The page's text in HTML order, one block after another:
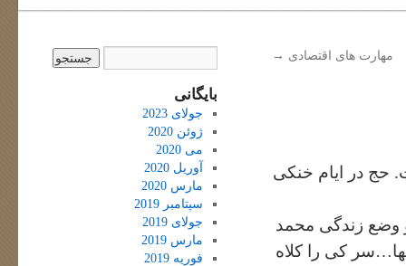
مهارت های اقتصادی →
حج در ایام خنکی
وضع زندگی محمد
کی را کلاه
بایگانی
جولای 2023
ژوئن 2020
می 2020
آوریل 2020
مارس 2020
سپتامبر 2019
جولای 2019
مارس 2019
فوریه 2019